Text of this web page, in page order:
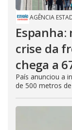
AGÊNCIA
crise da
chega a
País anunciou a
de 500 metros